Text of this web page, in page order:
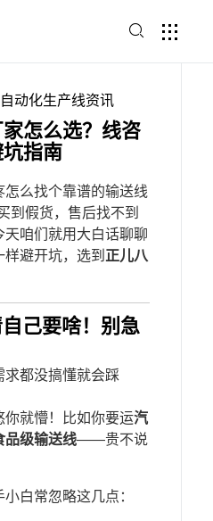
自动化生产线资讯
怎么选？线咨
指南
怎么找个靠谱的输送线
到假货，售后找不到
天咱们就用大白话聊聊
避开坑，选到​ ​正儿八
己要啥！别急
求都没搞懂就会踩
你就懵！比如你要运​​汽
品级输送线​​——贵不说
白常忽略这几点：